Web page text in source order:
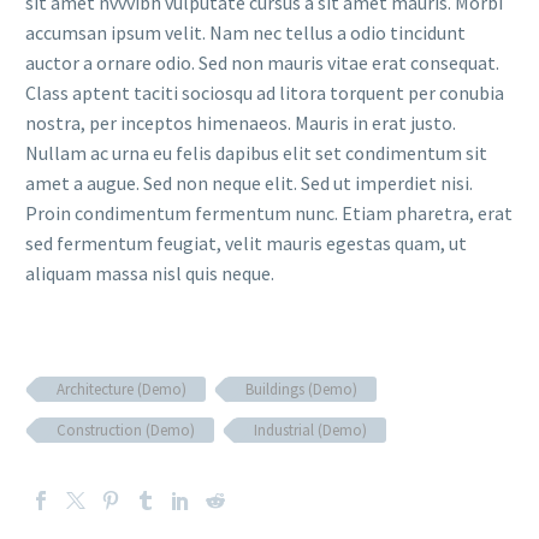
accumsan ipsum velit. Nam nec tellus a odio tincidunt
auctor a ornare odio. Sed non mauris vitae erat consequat.
Class aptent taciti sociosqu ad litora torquent per conubia
nostra, per inceptos himenaeos. Mauris in erat justo.
Nullam ac urna eu felis dapibus elit set condimentum sit
amet a augue. Sed non neque elit. Sed ut imperdiet nisi.
Proin condimentum fermentum nunc. Etiam pharetra, erat
sed fermentum feugiat, velit mauris egestas quam, ut
aliquam massa nisl quis neque.
Architecture (Demo)
Buildings (Demo)
Construction (Demo)
Industrial (Demo)